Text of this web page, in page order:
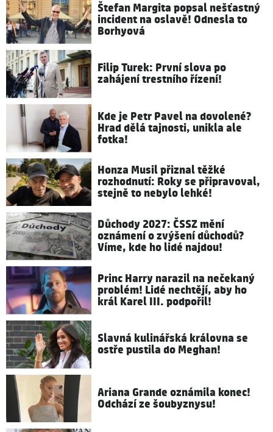
Štefan Margita popsal nešťastný
incident na oslavě! Odnesla to
Borhyová
Filip Turek: První slova po
zahájení trestního řízení!
Kde je Petr Pavel na dovolené?
Hrad dělá tajnosti, unikla ale
fotka!
Honza Musil přiznal těžké
rozhodnutí: Roky se připravoval,
stejně to nebylo lehké!
Důchody 2027: ČSSZ mění
oznámení o zvýšení důchodů?
Víme, kde ho lidé najdou!
Princ Harry narazil na nečekaný
problém! Lidé nechtějí, aby ho
král Karel III. podpořil!
Slavná kulinářská královna se
ostře pustila do Meghan!
Ariana Grande oznámila konec!
Odchází ze šoubyznysu!